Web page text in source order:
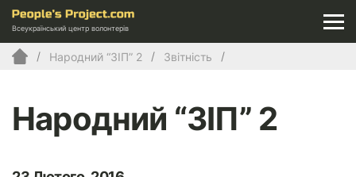
Всеукраїнський центр волонтерів
Народний “ЗІП” 2 Звітність
Народний “ЗІП” 2